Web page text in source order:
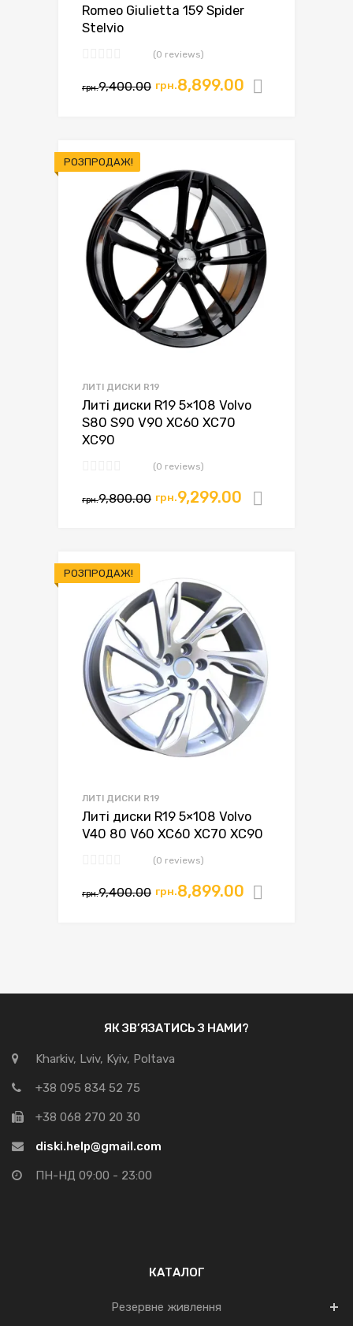
Romeo Giulietta 159 Spider
Stelvio
(0 reviews)
грн.9,400.00 грн.8,899.00
РОЗПРОДАЖ!
ЛИТІ ДИСКИ R19
Литі диски R19 5×108 Volvo
S80 S90 V90 XC60 XC70
XC90
(0 reviews)
грн.9,800.00 грн.9,299.00
РОЗПРОДАЖ!
ЛИТІ ДИСКИ R19
Литі диски R19 5×108 Volvo
V40 80 V60 XC60 XC70 XC90
(0 reviews)
грн.9,400.00 грн.8,899.00
ЯК ЗВ’ЯЗАТИСЬ З НАМИ?
Kharkiv, Lviv, Kyiv, Poltava
+38 095 834 52 75
+38 068 270 20 30
diski.help@gmail.com
ПН-НД 09:00 - 23:00
КАТАЛОГ
Резервне живлення